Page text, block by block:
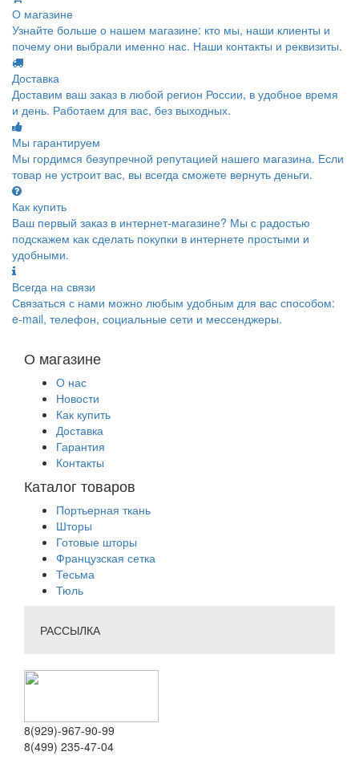
О магазине
Узнайте больше о нашем магазине: кто мы, наши клиенты и
почему они выбрали именно нас. Наши контакты и реквизиты.
Доставка
Доставим ваш заказ в любой регион России, в удобное время
и день. Работаем для вас, без выходных.
Мы гарантируем
Мы гордимся безупречной репутацией нашего магазина. Если
товар не устроит вас, вы всегда сможете вернуть деньги.
Как купить
Ваш первый заказ в интернет-магазине? Мы с радостью
подскажем как сделать покупки в интернете простыми и
удобными.
Всегда на связи
Связаться с нами можно любым удобным для вас способом:
e-mail, телефон, социальные сети и мессенджеры.
О магазине
О нас
Новости
Как купить
Доставка
Гарантия
Контакты
Каталог товаров
Портьерная ткань
Шторы
Готовые шторы
Французская сетка
Тесьма
Тюль
РАССЫЛКА
8(929)-967-90-99
8(499) 235-47-04